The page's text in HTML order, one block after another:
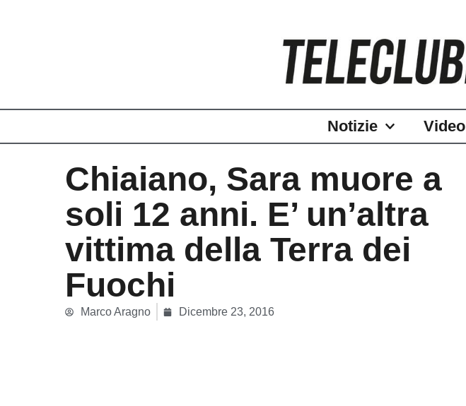
Notizie Video
Chiaiano, Sara muore a
soli 12 anni. E’ un’altra
vittima della Terra dei
Fuochi
Marco Aragno Dicembre 23, 2016